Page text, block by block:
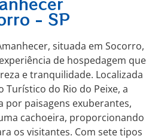
- SP
situada em Socorro,
de hospedagem que
e tranquilidade. Localizada
Turístico do Rio do Peixe, a
por paisagens exuberantes,
cachoeira, proporcionando
os visitantes. Com sete tipos